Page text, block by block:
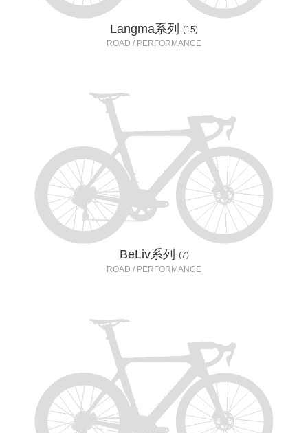
Langma系列
(15)
ROAD / PERFORMANCE
BeLiv系列
(7)
ROAD / PERFORMANCE